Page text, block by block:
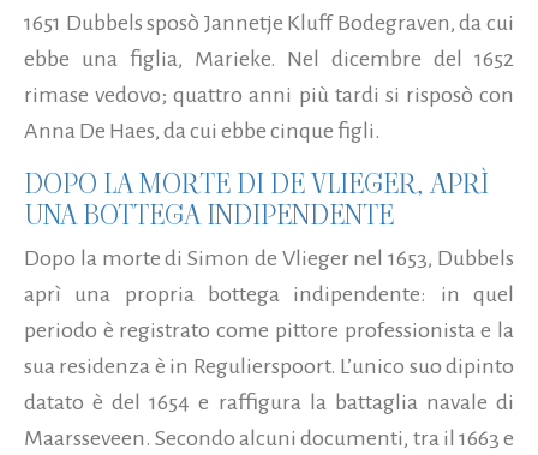
1651 Dubbels sposò Jannetje Kluff Bodegraven, da cui
ebbe una figlia, Marieke. Nel dicembre del 1652
rimase vedovo; quattro anni più tardi si risposò con
Anna De Haes, da cui ebbe cinque figli.
DOPO LA MORTE DI DE VLIEGER, APRÌ
UNA BOTTEGA INDIPENDENTE
Dopo la morte di Simon de Vlieger nel 1653, Dubbels
aprì una propria bottega indipendente: in quel
periodo è registrato come pittore professionista e la
sua residenza è in Regulierspoort. L’unico suo dipinto
datato è del 1654 e raffigura la battaglia navale di
Maarsseveen. Secondo alcuni documenti, tra il 1663 e